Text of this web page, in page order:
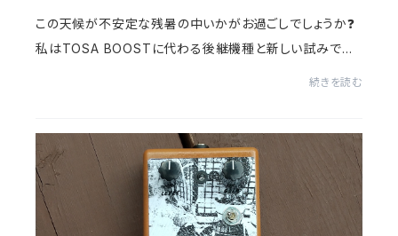
この天候が不安定な残暑の中いかがお過ごしでしょうか❓
私はTOSA BOOSTに代わる後継機種と新しい試みでノ
続きを読む